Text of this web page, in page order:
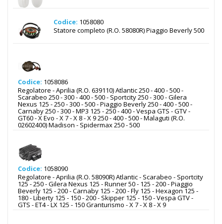
Codice: 1058080
Statore completo (R.O. 58080R) Piaggio Beverly 500
Codice: 1058086
Regolatore - Aprilia (R.O. 639110) Atlantic 250 - 400 - 500 -
Scarabeo 250 - 300 - 400 - 500 - Sportcity 250 - 300 - Gilera
Nexus 125 - 250 - 300 - 500 - Piaggio Beverly 250 - 400 - 500 -
Carnaby 250 - 300 - MP3 125 - 250 - 400 - Vespa GTS - GTV -
GT60 - X Evo - X 7 - X 8 - X 9 250 - 400 - 500 - Malaguti (R.O.
02602400) Madison - Spidermax 250 - 500
Codice: 1058090
Regolatore - Aprilia (R.O. 58090R) Atlantic - Scarabeo - Sportcity
125 - 250 - Gilera Nexus 125 - Runner 50 - 125 - 200 - Piaggio
Beverly 125 - 200 - Carnaby 125 - 200 - Fly 125 - Hexagon 125 -
180 - Liberty 125 - 150 - 200 - Skipper 125 - 150 - Vespa GTV -
GTS - ET4 - LX 125 - 150 Granturismo - X 7 - X 8 - X 9